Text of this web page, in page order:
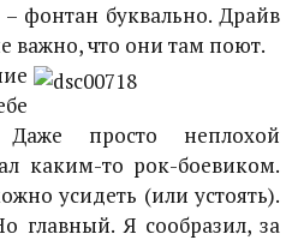
– фонтан буквально. Драйв
важно, что они там поют.
просто неплохой
каким-то рок-боевиком.
усидеть (или устоять).
главный. Я сообразил, за